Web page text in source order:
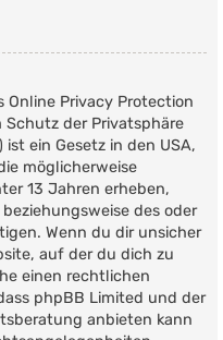
Online Privacy Protection
der Privatsphäre
ein Gesetz in den USA,
möglicherweise
13 Jahren erheben,
des oder
Wenn du dir unsicher
auf der du dich zu
einen rechtlichen
phpBB Limited und der
anbieten kann